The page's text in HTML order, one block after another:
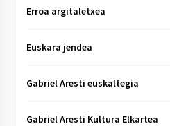
Erroa argitaletxea
Euskara jendea
Gabriel Aresti euskaltegia
Gabriel Aresti Kultura Elkartea